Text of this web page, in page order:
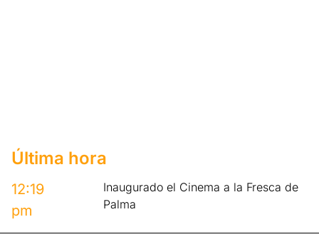
Última hora
12:19
pm
Inaugurado el Cinema a la Fresca de
Palma